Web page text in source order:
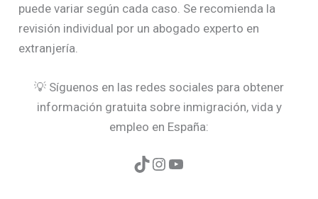
puede variar según cada caso. Se recomienda la
revisión individual por un abogado experto en
extranjería.
💡 Síguenos en las redes sociales para obtener
información gratuita sobre inmigración, vida y
empleo en España: